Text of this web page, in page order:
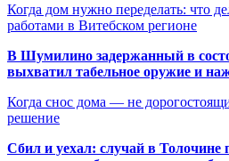
Когда дом нужно переделать: что
работами в Витебском регионе
В Шумилино задержанный в
выхватил табельное оружие и
Когда снос дома — не
решение
Сбил и уехал: случай в Толочине